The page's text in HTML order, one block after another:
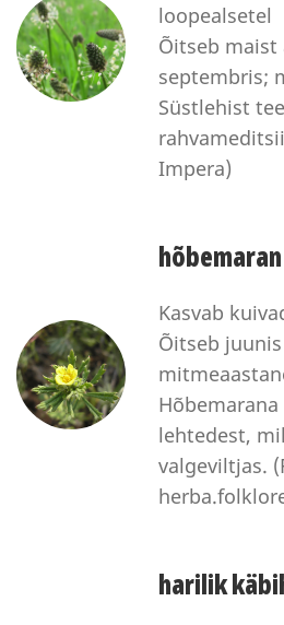
loopealsetel
Õitseb maist
septembris;
Süstlehist
Impera)
hõbemaran
Kasvab
Õitseb
lehtedest,
valgeviltjas.
harilik